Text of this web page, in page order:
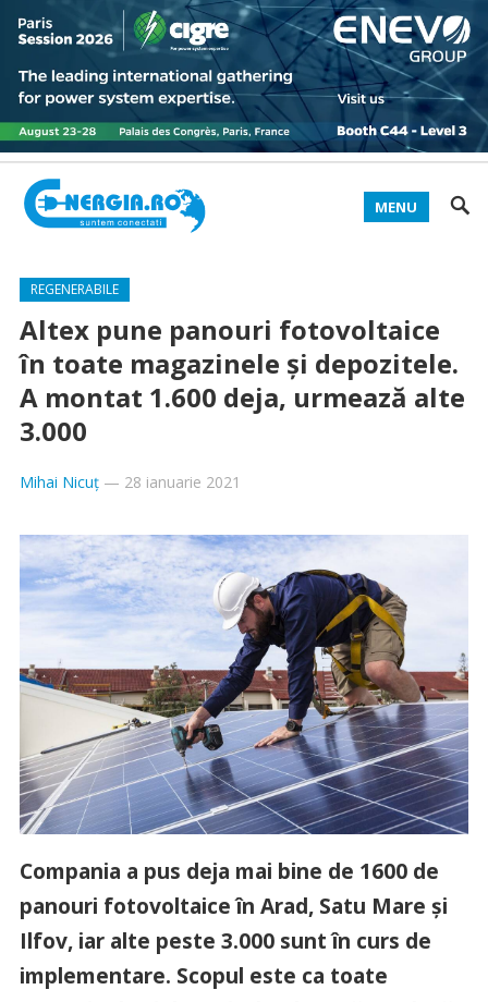
MENU
REGENERABILE
Altex pune panouri fotovoltaice
în toate magazinele și depozitele.
A montat 1.600 deja, urmează alte
3.000
Mihai Nicuț— 28 ianuarie 2021
Compania a pus deja mai bine de 1600 de
panouri fotovoltaice în Arad, Satu Mare și
Ilfov, iar alte peste 3.000 sunt în curs de
implementare. Scopul este ca toate